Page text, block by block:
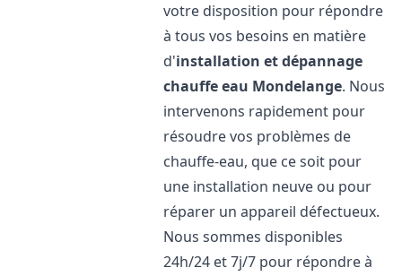
votre disposition pour répondre
à tous vos besoins en matière
d'installation et dépannage
chauffe eau Mondelange. Nous
intervenons rapidement pour
résoudre vos problèmes de
chauffe-eau, que ce soit pour
une installation neuve ou pour
réparer un appareil défectueux.
Nous sommes disponibles
24h/24 et 7j/7 pour répondre à